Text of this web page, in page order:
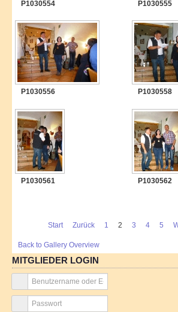
GALERIE
P1030554 P1030555
P1030556 P1030558
P1030561 P1030562
Start Zurück 1 2 3 4 5
Back to Gallery Overview
MITGLIEDER LOGIN